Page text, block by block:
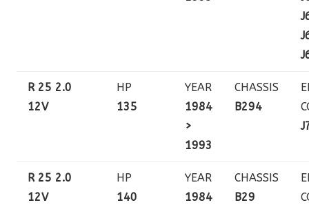
R 25 2.0
12V
HP
135
YEAR
1984
>
1993
CHASSIS
B294
R 25 2.0
12V
HP
140
YEAR
1984
CHASSIS
B29